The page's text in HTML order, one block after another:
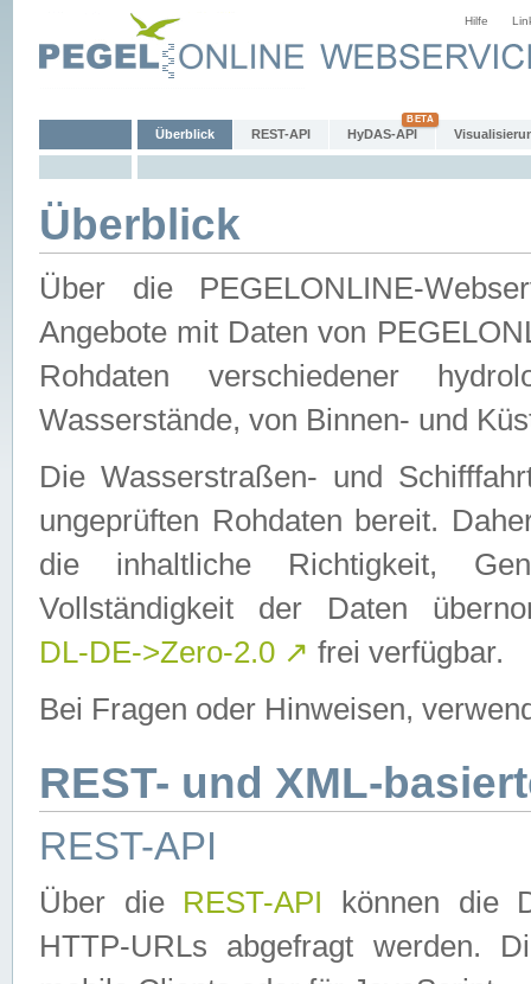
Hilfe
Überblick REST-API HyDAS-API
Überblick
Über die PEGELONLINE-
Angebote mit Daten von
Rohdaten verschiedener
Wasserstände, von Binnen- und
Die Wasserstraßen- und
ungeprüften Rohdaten bereit.
die inhaltliche Richtigkeit,
Vollständigkeit der Daten
DL-DE->Zero-2.0 ↗ frei verfügbar.
Bei Fragen oder Hinweisen,
REST- und XML-
REST-API
Über die REST-API können die
HTTP-URLs abgefragt werden.